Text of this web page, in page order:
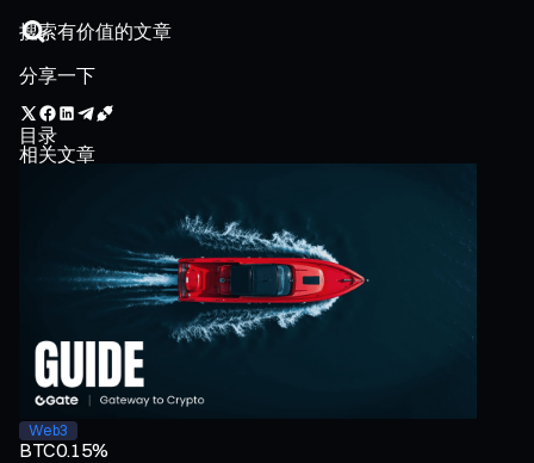
分享一下
目录
相关文章
Web3
BTC0.15%